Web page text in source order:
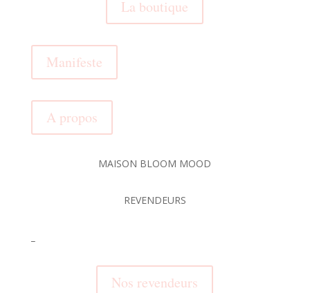
La boutique
Manifeste
A propos
MAISON BLOOM MOOD
REVENDEURS
Nos revendeurs